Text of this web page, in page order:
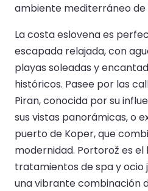
ambiente mediterráneo de
La costa eslovena es
escapada relajada, con
playas soleadas y
históricos. Pasee por las
Piran, conocida por su
sus vistas panorámicas, o
puerto de Koper, que
modernidad. Portorož es
tratamientos de spa y ocio
una vibrante combinación